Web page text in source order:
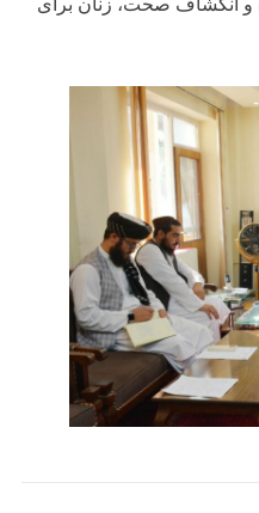
با موسسات اداره و انکشاف صحت، زنان برای